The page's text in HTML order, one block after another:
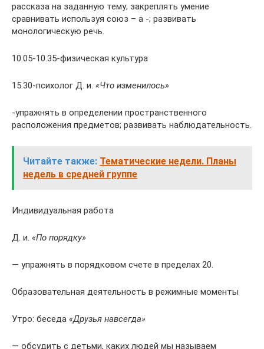
рассказа на заданную тему; закреплять умение
сравнивать используя союз – а -; развивать
монологическую речь.
10.05-10.35-физическая культура
15.30-психолог Д. и. «Что изменилось»
-упражнять в определении пространственного
расположения предметов; развивать наблюдательность.
Читайте также: Тематические недели. Планы
недель в средней группе
Индивидуальная работа
Д. и. «По порядку»
— упражнять в порядковом счете в пределах 20.
Образовательная деятельность в режимные моменты
Утро: беседа «Друзья навсегда»
— обсудить с детьми, каких людей мы называем